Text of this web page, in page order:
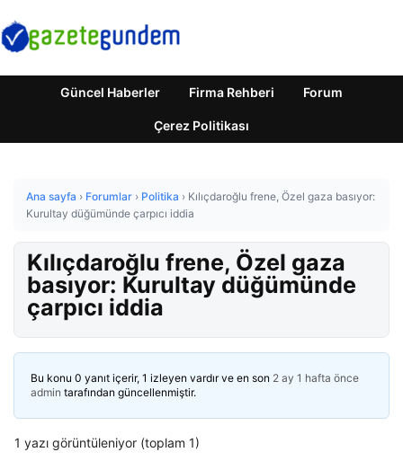
Güncel Haberler Firma Rehberi Forum
Çerez Politikası
Ana sayfa › Forumlar › Politika › Kılıçdaroğlu frene, Özel gaza basıyor:
Kurultay düğümünde çarpıcı iddia
Kılıçdaroğlu frene, Özel gaza
basıyor: Kurultay düğümünde
çarpıcı iddia
Bu konu 0 yanıt içerir, 1 izleyen vardır ve en son 2 ay 1 hafta önce
admin tarafından güncellenmiştir.
1 yazı görüntüleniyor (toplam 1)